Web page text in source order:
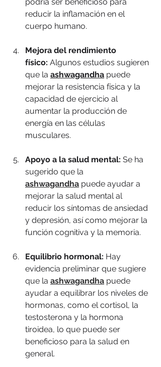
reducir la inflamación en el
cuerpo humano.
Mejora del rendimiento
físico: Algunos estudios sugieren
que la ashwagandha puede
mejorar la resistencia física y la
capacidad de ejercicio al
aumentar la producción de
energía en las células
musculares.
Apoyo a la salud mental: Se ha
sugerido que la
ashwagandha puede ayudar a
mejorar la salud mental al
reducir los síntomas de ansiedad
y depresión, así como mejorar la
función cognitiva y la memoria.
Equilibrio hormonal: Hay
evidencia preliminar que sugiere
que la ashwagandha puede
ayudar a equilibrar los niveles de
hormonas, como el cortisol, la
testosterona y la hormona
tiroidea, lo que puede ser
beneficioso para la salud en
general.